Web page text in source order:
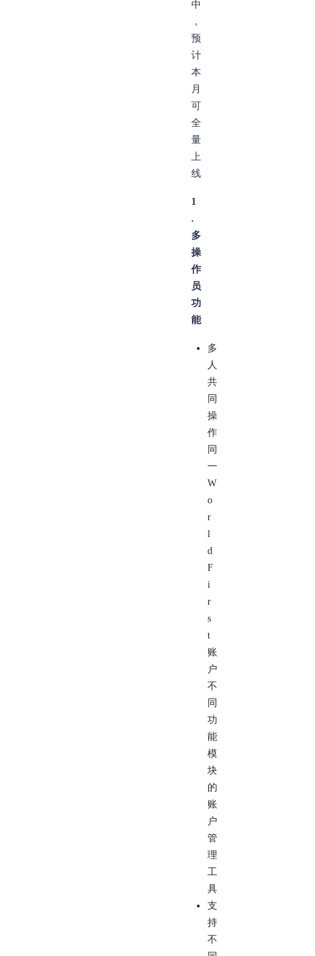
中
，
预
计
本
月
可
全
量
上
线
1
.
多
操
作
员
功
能
多
人
共
同
操
作
同
一
W
o
r
l
d
F
i
r
s
t
账
户
不
同
功
能
模
块
的
账
户
管
理
工
具
支
持
不